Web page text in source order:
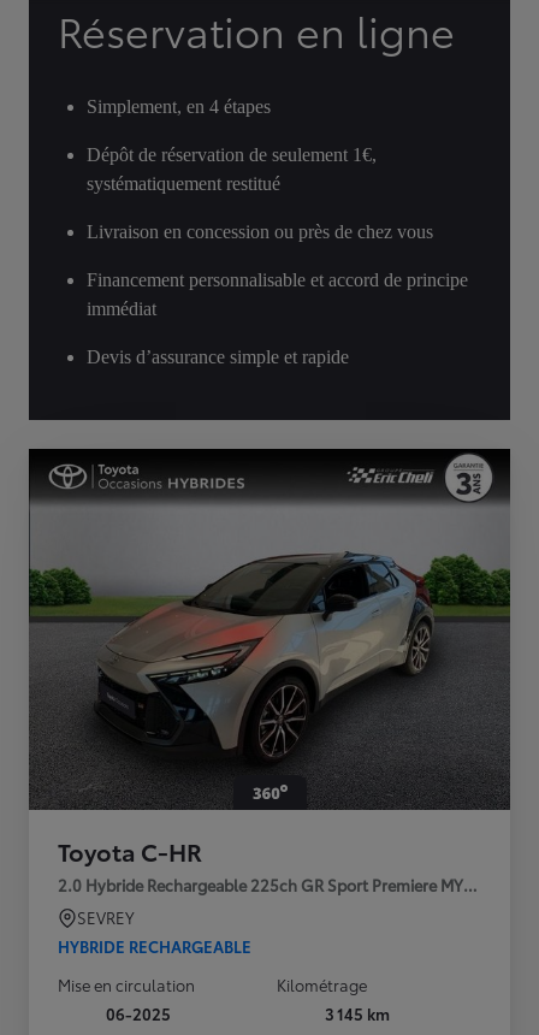
Réservation en ligne
Simplement, en 4 étapes
Dépôt de réservation de seulement 1€,
systématiquement restitué
Livraison en concession ou près de chez vous
Financement personnalisable et accord de principe
immédiat
Devis d’assurance simple et rapide
Toyota C-HR
2.0 Hybride Rechargeable 225ch GR Sport Premiere MY25
SEVREY
HYBRIDE RECHARGEABLE
Mise en circulation
06-2025
Kilométrage
3 145 km